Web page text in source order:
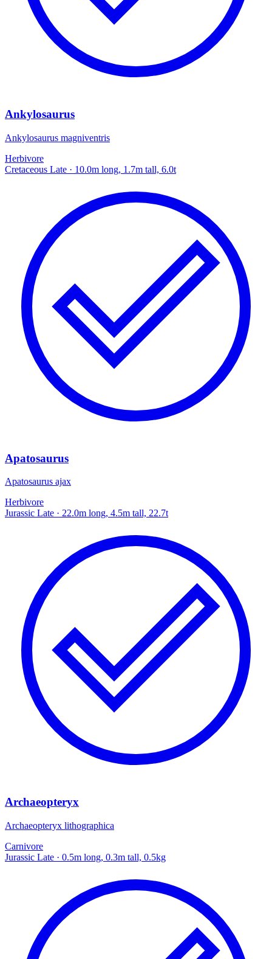
Ankylosaurus
Ankylosaurus magniventris
Herbivore
Cretaceous Late · 10.0m long, 1.7m tall, 6.0t
Apatosaurus
Apatosaurus ajax
Herbivore
Jurassic Late · 22.0m long, 4.5m tall, 22.7t
Archaeopteryx
Archaeopteryx lithographica
Carnivore
Jurassic Late · 0.5m long, 0.3m tall, 0.5kg